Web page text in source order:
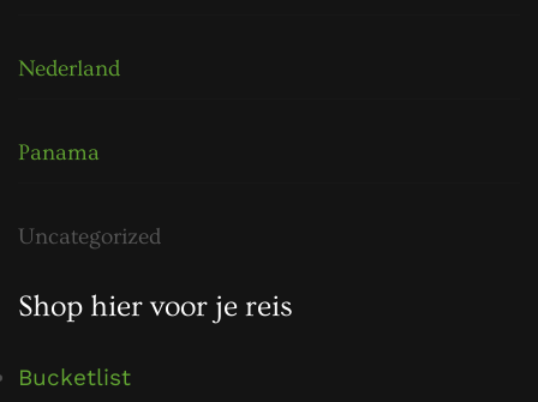
Nederland
Panama
Uncategorized
Shop hier voor je reis
Bucketlist